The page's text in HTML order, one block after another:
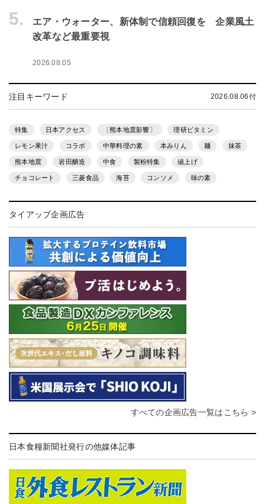
5.
エア・ウォーター、新体制で信頼回復を 企業風土
改革など最重要視
2026.08.05
注目キーワード 2026.08.06付
特集 日本アクセス 〔熊本地震影響〕 理研ビタミン
レモン果汁 コラボ 中華料理の素 本みりん 麺 抹茶
熊本地震 岩田醸造 中食 製粉特集 値上げ
チョコレート 三菱食品 海苔 コンソメ 味の素
タイアップ企画広告
すべての企画広告一覧はこちら >
日本食糧新聞社発行の他媒体記事